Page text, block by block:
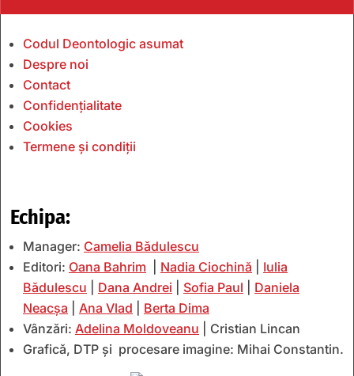
Codul Deontologic asumat
Despre noi
Contact
Confidențialitate
Cookies
Termene și condiții
Echipa:
Manager: Camelia Bădulescu
Editori: Oana Bahrim Nadia Ciochină
Iulia
Bădulescu
Dana Andrei Sofia Paul
Daniela
Neacșa
Ana Vlad
Berta Dima
Vânzări: Adelina Moldoveanu | Cristian Lincan
Grafică, DTP și procesare imagine: Mihai Constantin.